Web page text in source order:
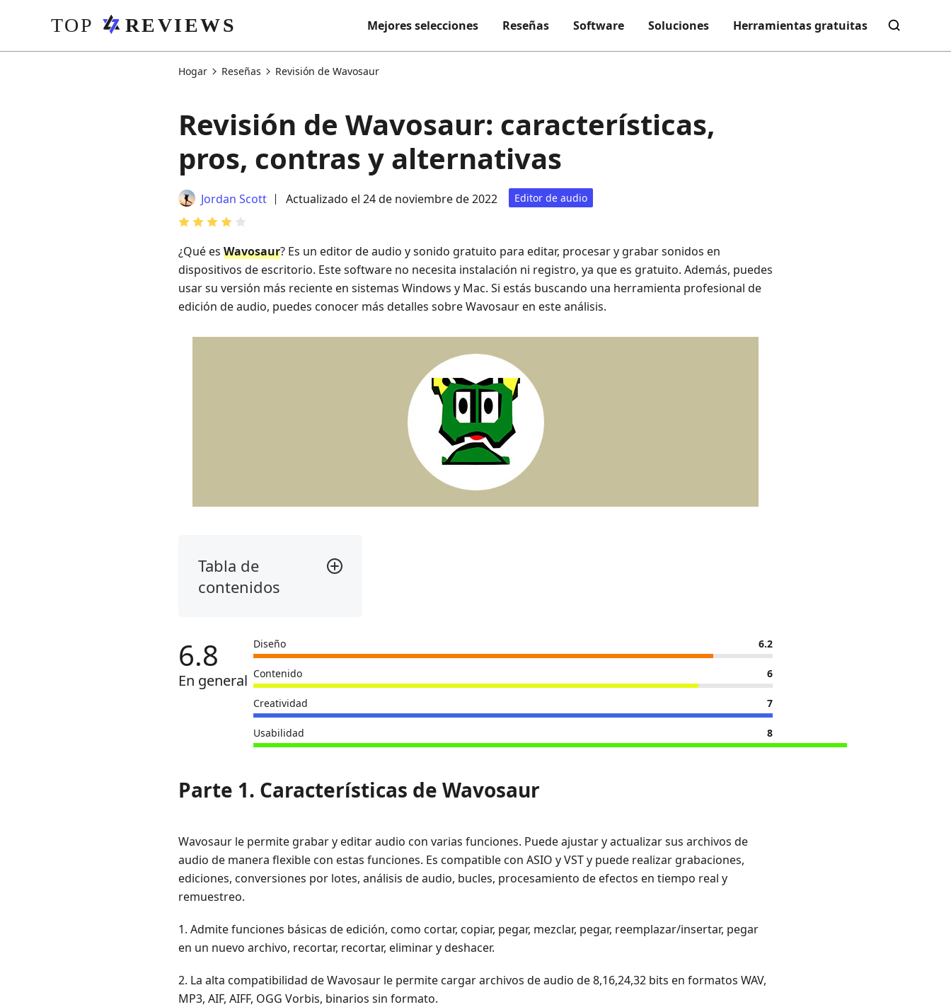
Mejores selecciones Reseñas Software Soluciones Herramientas gratuitas
Hogar Reseñas Revisión de Wavosaur
Revisión de Wavosaur: características,
pros, contras y alternativas
Jordan Scott Actualizado el 24 de noviembre de 2022 Editor de audio
¿Qué es Wavosaur? Es un editor de audio y sonido gratuito para editar, procesar y grabar sonidos en
dispositivos de escritorio. Este software no necesita instalación ni registro, ya que es gratuito. Además, puedes
usar su versión más reciente en sistemas Windows y Mac. Si estás buscando una herramienta profesional de
edición de audio, puedes conocer más detalles sobre Wavosaur en este análisis.
Tabla de
contenidos
Características
de
Wavosaur
Parte
de
Wavosaur
Parte
4.
a
Wavosaur
Parte
5.
6.8
En general
Diseño 6.2
Contenido 6
Creatividad 7
Usabilidad 8
Parte 1. Características de Wavosaur
Wavosaur le permite grabar y editar audio con varias funciones. Puede ajustar y actualizar sus archivos de
audio de manera flexible con estas funciones. Es compatible con ASIO y VST y puede realizar grabaciones,
ediciones, conversiones por lotes, análisis de audio, bucles, procesamiento de efectos en tiempo real y
remuestreo.
1. Admite funciones básicas de edición, como cortar, copiar, pegar, mezclar, pegar, reemplazar/insertar, pegar
en un nuevo archivo, recortar, recortar, eliminar y deshacer.
2. La alta compatibilidad de Wavosaur le permite cargar archivos de audio de 8,16,24,32 bits en formatos WAV,
MP3, AIF, AIFF, OGG Vorbis, binarios sin formato.